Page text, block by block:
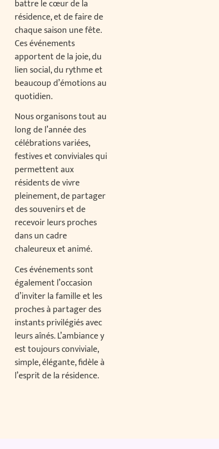
battre le cœur de la
résidence, et de faire de
chaque saison une fête.
Ces événements
apportent de la joie, du
lien social, du rythme et
beaucoup d’émotions au
quotidien.
Nous organisons tout au
long de l’année des
célébrations variées,
festives et conviviales qui
permettent aux
résidents de vivre
pleinement, de partager
des souvenirs et de
recevoir leurs proches
dans un cadre
chaleureux et animé.
Ces événements sont
également l’occasion
d’inviter la famille et les
proches à partager des
instants privilégiés avec
leurs aînés. L’ambiance y
est toujours conviviale,
simple, élégante, fidèle à
l’esprit de la résidence.